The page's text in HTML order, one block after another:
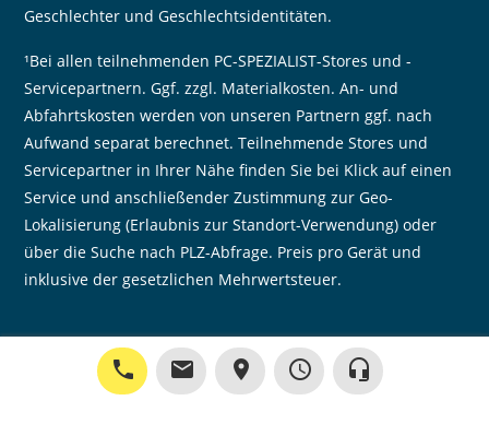
phone mail place query_builder headset_mic
Geschlechter und Geschlechtsidentitäten.
¹Bei allen teilnehmenden PC-SPEZIALIST-Stores und -
Servicepartnern. Ggf. zzgl. Materialkosten. An- und
Abfahrtskosten werden von unseren Partnern ggf. nach
Aufwand separat berechnet. Teilnehmende Stores und
Servicepartner in Ihrer Nähe finden Sie bei Klick auf einen
Service und anschließender Zustimmung zur Geo-
Lokalisierung (Erlaubnis zur Standort-Verwendung) oder
über die Suche nach PLZ-Abfrage. Preis pro Gerät und
inklusive der gesetzlichen Mehrwertsteuer.